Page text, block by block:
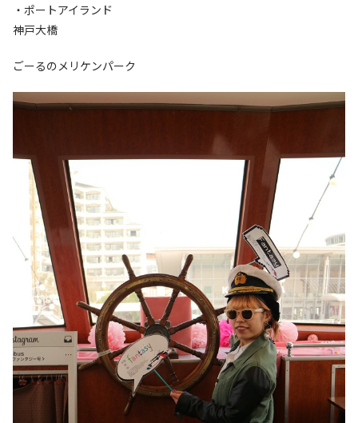
・ポートアイランド
神戸大橋
ごーるのメリケンパーク